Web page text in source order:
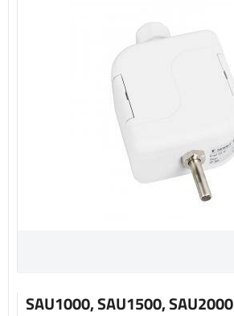
SAU1000, SAU1500, SAU2000